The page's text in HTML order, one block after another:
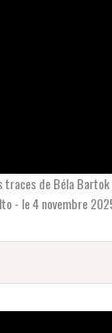
traces de Béla
- le 4 novembre